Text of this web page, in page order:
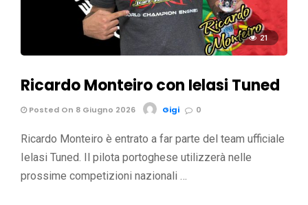
21
Ricardo Monteiro con Ielasi Tuned
Posted On 8 Giugno 2026 Gigi 0
Ricardo Monteiro è entrato a far parte del team ufficiale
Ielasi Tuned. Il pilota portoghese utilizzerà nelle
prossime competizioni nazionali …